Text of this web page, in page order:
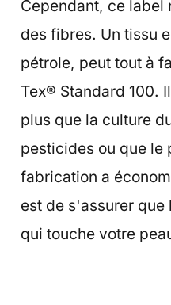
Cependant, ce
des fibres. Un tissu
pétrole, peut tout à
Tex® Standard 100.
plus que la culture
pesticides ou que le
fabrication a
est de s'assurer
qui touche votre